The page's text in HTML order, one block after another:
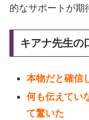
的なサポートが期
キアナ先生の
本物だと確信
何も伝えてい
て驚いた